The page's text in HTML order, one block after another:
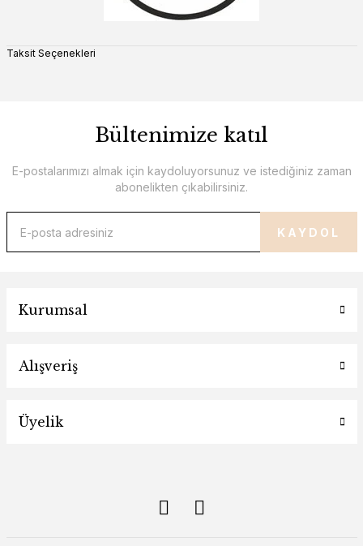
Taksit Seçenekleri
Bültenimize katıl
E-postalarımızı almak için kaydoluyorsunuz ve istediğiniz zaman
abonelikten çıkabilirsiniz.
KAYDOL
Kurumsal
Alışveriş
Üyelik